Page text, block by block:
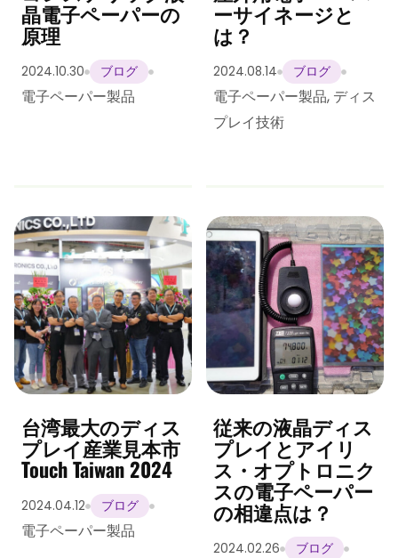
晶電子ペーパーの
原理
2024.10.30 ブログ
電子ペーパー製品
ーサイネージと
は？
2024.08.14 ブログ
電子ペーパー製品, ディス
プレイ技術
台湾最大のディス
プレイ産業見本市
Touch Taiwan 2024
2024.04.12 ブログ
電子ペーパー製品
従来の液晶ディス
プレイとアイリ
ス・オプトロニク
スの電子ペーパー
の相違点は？
2024.02.26 ブログ